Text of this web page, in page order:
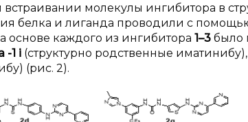
молекулы ингибитора в
белка и лиганда проводили с
основе каждого из ингибитора 1–3 было
-1 i (структурно родственные
(рис. 2).